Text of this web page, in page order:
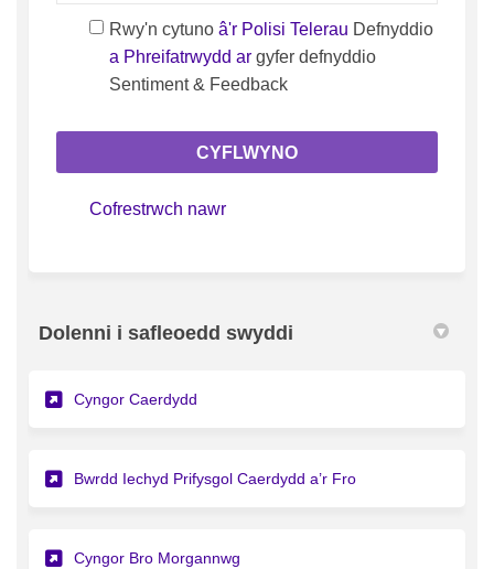
Rwy'n cytuno â'r Polisi Telerau Defnyddio
a Phreifatrwydd ar gyfer defnyddio
Sentiment & Feedback
Cofrestrwch nawr
Dolenni i safleoedd swyddi
Cyngor Caerdydd
Bwrdd Iechyd Prifysgol Caerdydd a’r Fro(Dolen allanol)
Cyngor Bro Morgannwg